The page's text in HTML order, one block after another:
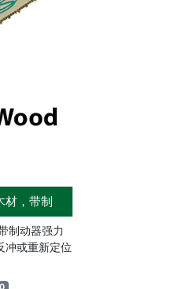
材，带制
制动器强力
冲或重新定位